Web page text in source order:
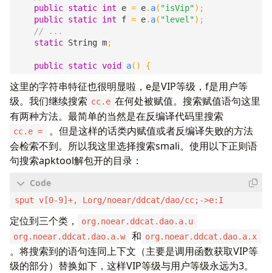
public static int e = e. a( "isVip");
public static int f = e. a( "level");
static String m;
public static void a() {
这里的字符串特征也很明显啦，e是VIP等级，f是用户等
级。我们继续搜索 cc.e 在何处被赋值。搜索赋值语句这里
有两种方法。最简单的当然是在反编译代码里搜索
cc.e =
。但是这样的话类内赋值或者反编译失败的方法
会检索不到。所以我这里选择搜索smali。使用以下正则语
句搜索apktool解包开的目录：
定位到三个类，
org.noear.ddcat.dao.a.u
org.noear.ddcat.dao.a.w
和 org.noear.ddcat.dao.a.x
。将搜索到的语句连同上下文（主要是调用函数获取VIP等
级的部分）替换如下，这样VIP等级与用户等级永远为3。